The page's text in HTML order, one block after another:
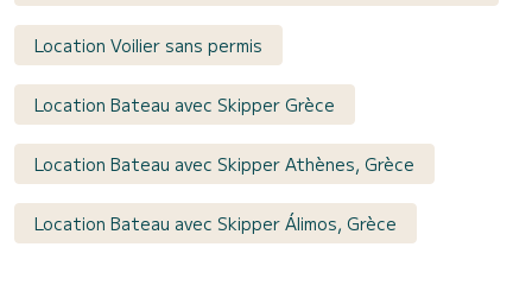
Location Voilier sans permis
Location Bateau avec Skipper Grèce
Location Bateau avec Skipper Athènes, Grèce
Location Bateau avec Skipper Álimos, Grèce